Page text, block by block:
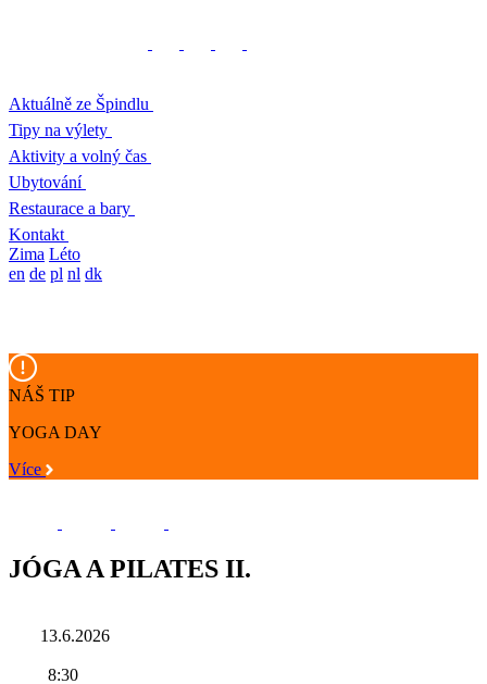
Aktuálně ze Špindlu
Tipy na výlety
Aktivity a volný čas
Ubytování
Restaurace a bary
Kontakt
Zima Léto
en de pl nl dk
NÁŠ TIP
YOGA DAY
Více
JÓGA A PILATES II.
13.6.2026
8:30